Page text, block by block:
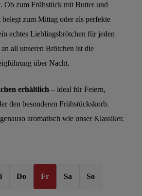
Ob zum Frühstück mit Butter und
zum Mittag oder als perfekte
echtes Lieblingsbrötchen für jeden
all unseren Brötchen ist die
über Nacht.
erhältlich – ideal für Feiern,
den besonderen Frühstückskorb.
aromatisch wie unser Klassiker.
Do Fr Sa So